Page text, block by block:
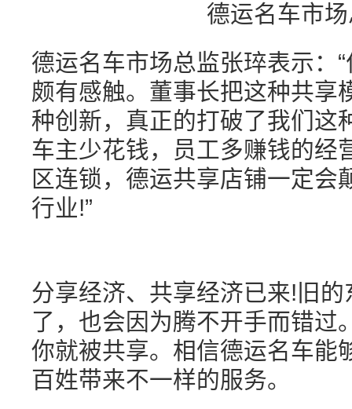
德运名车市
德运名车市场总监张琗表示：
颇有感触。董事长把这种共享
种创新，真正的打破了我们这
车主少花钱，员工多赚钱的经
区连锁，德运共享店铺一定会
行业!”
分享经济、共享经济已来!旧
了，也会因为腾不开手而错过
你就被共享。相信德运名车能
百姓带来不一样的服务。